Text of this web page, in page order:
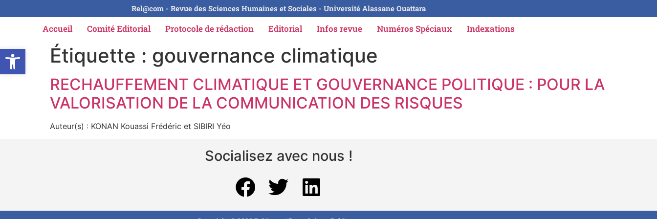
Ouvrir la barre d’outils
Rel@com - Revue des Sciences Humaines et Sociales - Université Alassane Ouattara
Accueil Comité Editorial Protocole de rédaction Editorial Infos revue Numéros Spéciaux Indexations
Étiquette : gouvernance climatique
RECHAUFFEMENT CLIMATIQUE ET GOUVERNANCE POLITIQUE : POUR LA
VALORISATION DE LA COMMUNICATION DES RISQUES
Auteur(s) : KONAN Kouassi Frédéric et SIBIRI Yéo
Socialisez avec nous !